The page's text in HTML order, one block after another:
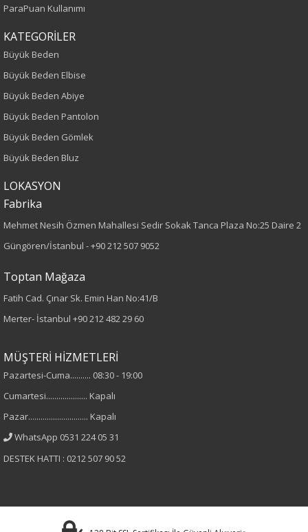
Yetişkin
Kalıp
Büyük Beden
Kumaş Tipi
Örme
Desen
Düz
%100 Polyester
Yaka Tipi
Cinsiyet
ParaPuan Kullanımı
KATEGORİLER
Büyük Beden
Büyük Beden Elbise
Büyük Beden Abiye
Büyük Beden Pantolon
Büyük Beden Gömlek
Büyük Beden Bluz
LOKASYON
Fabrika
Mehmet Nesih Özmen Mahallesi Sedir Sokak Tanca Plaza No:25 Daire 2
Güngören/İstanbul -+90 212 507 9052
Toptan Mağaza
Fatih Cad. Çınar Sk. Emin Han No:41/B
Merter- İstanbul +90 212 482 29 60
MÜŞTERİ HİZMETLERİ
Pazartesi-Cuma.......... 08:30 - 19:00
Cumartesi.................... Kapalı
Pazar............................. Kapalı
WhatsApp 0531 224 05 31
DESTEK HATTI : 0212 507 90 52